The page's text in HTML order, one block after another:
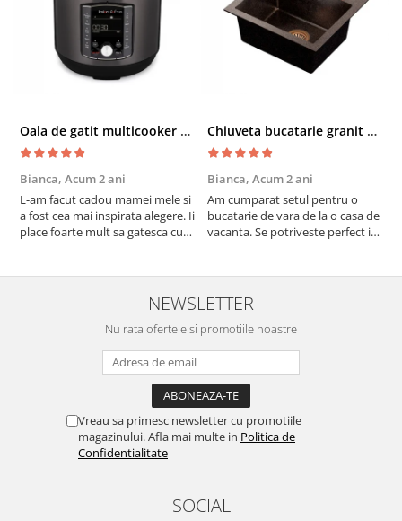
Oala de gatit multicooker 11 functii Instant Pot Pro Crisp 8 + Air Fryer 7.6 lt
Bianca, Acum 2 ani
L-am facut cadou mamei mele si
a fost cea mai inspirata alegere. Ii
place foarte mult sa gatesca cu
cratita...ma gandesc serios sa imi
cumpar si eu! Recomand mult !
Chiuveta bucatarie granit cu finisaj negru perlat/cupru Steingran Art Copper cu dozator si baterie Quadron
Bianca, Acum 2 ani
Am cumparat setul pentru o
bucatarie de vara de la o casa de
vacanta. Se potriveste perfect in
buna, recomand cu drag !
NEWSLETTER
Nu rata ofertele si promotiile noastre
Vreau sa primesc newsletter cu promotiile
magazinului. Afla mai multe in Politica de
Confidentialitate
SOCIAL